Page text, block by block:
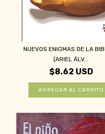
NUEVOS ENIGMAS DE LA
(ARIEL ÁLV...
$8.62 USD